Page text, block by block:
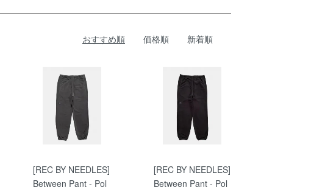
おすすめ順 価格順 新着順
[REC BY NEEDLES]
Between Pant - Pol
[REC BY NEEDLES]
Between Pant - Pol